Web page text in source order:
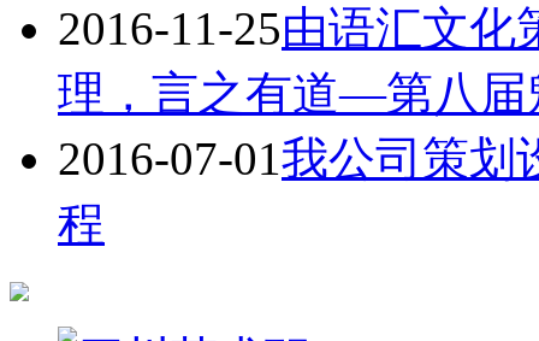
2016-11-25由语汇文化
理，言之有道—第八届
2016-07-01我公司策划
程